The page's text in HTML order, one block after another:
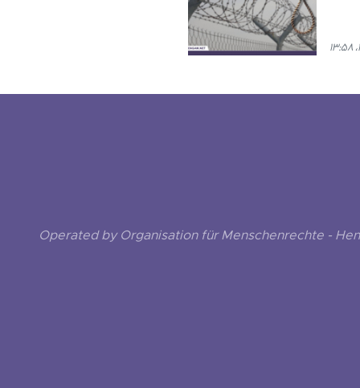
Operated by Organisation für Menschenrechte -